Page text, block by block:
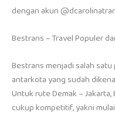
dengan akun
Bestrans – Travel Populer
Bestrans menjadi salah
antarkota yang sudah
Untuk rute Demak –
cukup kompetitif, yakni